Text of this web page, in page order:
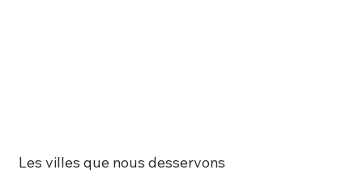
Les villes que nous desservons